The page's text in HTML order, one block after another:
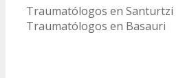
Traumatólogos en Santurtzi
Traumatólogos en Basauri